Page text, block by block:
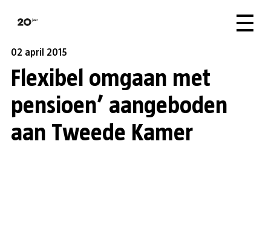
02 april 2015
Flexibel omgaan met
pensioen’ aangeboden
aan Tweede Kamer